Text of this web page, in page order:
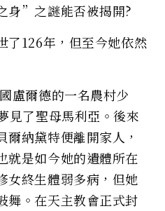
身”之謎能否被揭開?
了126年，但至今她依然
盧爾德的一名農村少
見了聖母馬利亞。後來
納黛特便離開家人，
就是如今她的遺體所在
女終生體弱多病，但她
舞。在天主教會正式封